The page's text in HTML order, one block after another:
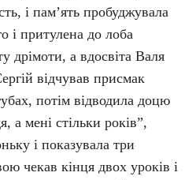
і пам’ять пробуджувала
і притулена до лоба
дрімоти, а вдосвіта Валя
відчував присмак
потім відводила доцю
а мені стільки років”,
і показувала три
чекав кінця двох уроків і